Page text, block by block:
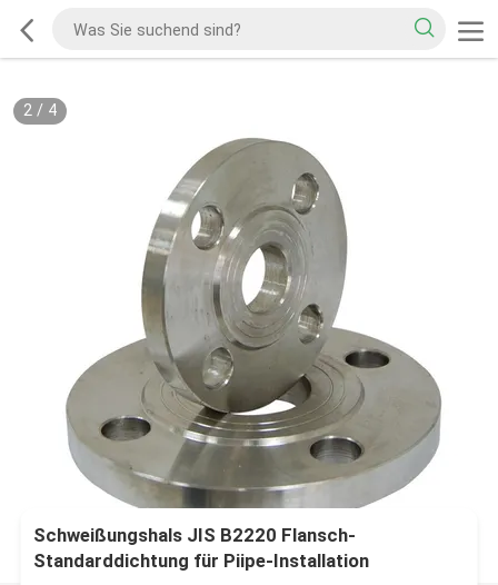
2/ 4
Schweißungshals JIS B2220 Flansch-
Standarddichtung für Piipe-Installation